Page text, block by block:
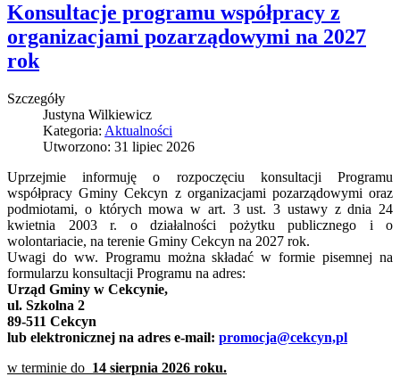
Konsultacje programu współpracy z
organizacjami pozarządowymi na 2027
rok
Szczegóły
Justyna Wilkiewicz
Kategoria: Aktualności
Utworzono: 31 lipiec 2026
Uprzejmie informuję o rozpoczęciu konsultacji Programu
współpracy Gminy Cekcyn z organizacjami pozarządowymi oraz
podmiotami, o których mowa w art. 3 ust. 3 ustawy z dnia 24
kwietnia 2003 r. o działalności pożytku publicznego i o
wolontariacie, na terenie Gminy Cekcyn na 2027 rok.
Uwagi do ww. Programu można składać w formie pisemnej na
formularzu konsultacji Programu na adres:
Urząd Gminy w Cekcynie,
ul. Szkolna 2
89-511 Cekcyn
lub elektronicznej na adres e-mail: promocja@cekcyn,pl
w terminie do 14 sierpnia 2026 roku.